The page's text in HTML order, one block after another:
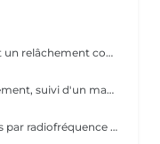
Un massage manuel global permettant un relâchement complet du corps
Nous commençons avec un enveloppement, suivi d'un massage unique. Ce massage, revitalisant et surtout énergisant.
Le concept du massage relaxant du dos par radiofréquence proposé par NANNIC est une approche innovante qui allie détente profonde et soin technologique avancé. Grâce à l'utilisation de la radiofréquence, ce massage permet de chauffer en douceur les tissus cutanés et sous-cutanés, favorisant une relaxation musculaire optimale tout en stimulant la microcirculation. Cette méthode procure un double bénéfice: -Bien-être immédiat -Soin en profondeur Le massage relaxant du dos par radiofréquence NANNIC est idéal pour les personnes recherchant une expérience de détente haut de gamme associée aux bienfaits esthétiques visibles. C'est un véritable moment de soin holistique, à la fois apaisant pour l'esprit et régénérant pour le corps.